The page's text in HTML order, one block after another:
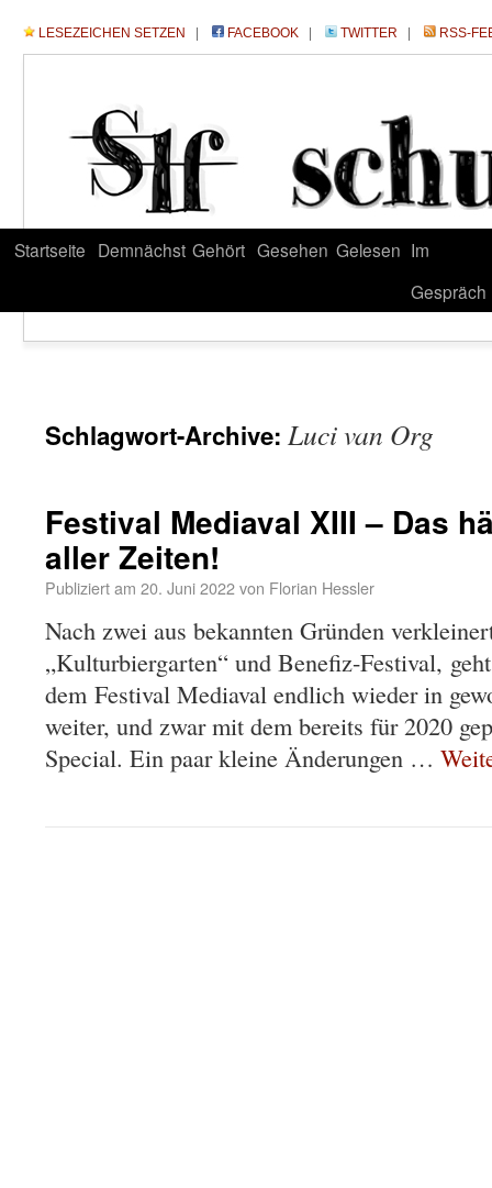
LESEZEICHEN SETZEN FACEBOOK TWITTER RSS-
Startseite Demnächst Gehört Gesehen Gelesen Im
Gespräch
Schlagwort-Archive: Luci van Org
Festival Mediaval XIII – Das
aller Zeiten!
Publiziert am 20. Juni 2022von Florian Hessler
Nach zwei aus bekannten Gründen
„Kulturbiergarten“ und Benefiz-Festival,
dem Festival Mediaval endlich wieder in
weiter, und zwar mit dem bereits für 2020
Special. Ein paar kleine Änderungen …